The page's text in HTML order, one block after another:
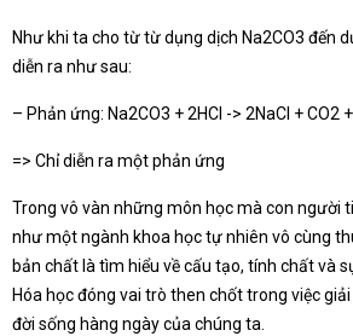
Như khi ta cho từ từ dụng dịch Na2CO3 đến
diễn ra như sau:
– Phản ứng: Na2CO3 + 2HCl -> 2NaCl + CO2
=> Chỉ diễn ra một phản ứng
Trong vô vàn những môn học mà con người
như một ngành khoa học tự nhiên vô cùng
bản chất là tìm hiểu về cấu tạo, tính chất và
Hóa học đóng vai trò then chốt trong việc
đời sống hàng ngày của chúng ta.